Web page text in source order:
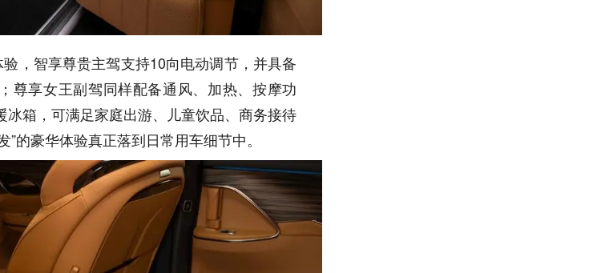
，智享尊贵主驾支持10向电动调节，并具备
尊享女王副驾同样配备通风、加热、按摩功
箱，可满足家庭出游、儿童饮品、商务接待
的豪华体验真正落到日常用车细节中。